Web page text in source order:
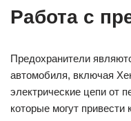
Работа с
Предохранители
автомобиля, включая
электрические цепи от
которые могут привести